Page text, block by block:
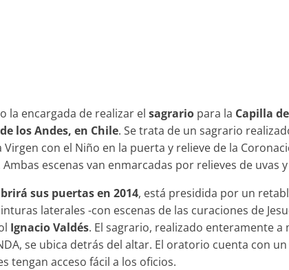
la encargada de realizar el sagrario para la Capilla
los Andes, en Chile. Se trata de un sagrario
Virgen con el Niño en la puerta y relieve de la
escenas van enmarcadas por relieves de uvas y
sus puertas en 2014, está presidida por un
laterales -con escenas de las curaciones de
Ignacio Valdés. El sagrario, realizado enteramente a
se ubica detrás del altar. El oratorio cuenta con
tengan acceso fácil a los oficios.